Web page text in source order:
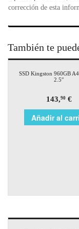
corrección de esta
También te
SSD Kingston 960GB
2.5″
143,90 €
Añadir al